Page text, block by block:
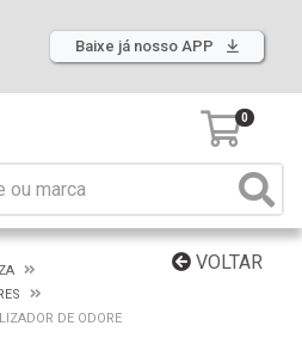
Baixe já nosso APP
0
VOLTAR
DE ODORE